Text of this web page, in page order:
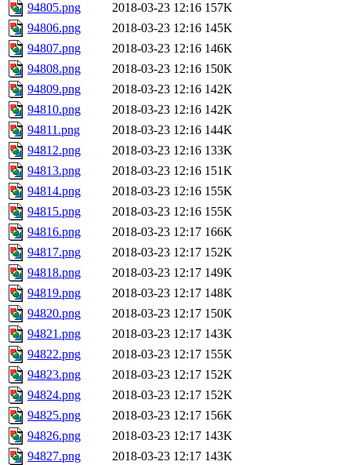
94805.png
2018-03-23 12:16 157K
94806.png
2018-03-23 12:16 145K
94807.png
2018-03-23 12:16 146K
94808.png
2018-03-23 12:16 150K
94809.png
2018-03-23 12:16 142K
94810.png
2018-03-23 12:16 142K
94811.png
2018-03-23 12:16 144K
94812.png
2018-03-23 12:16 133K
94813.png
2018-03-23 12:16 151K
94814.png
2018-03-23 12:16 155K
94815.png
2018-03-23 12:16 155K
94816.png
2018-03-23 12:17 166K
94817.png
2018-03-23 12:17 152K
94818.png
2018-03-23 12:17 149K
94819.png
2018-03-23 12:17 148K
94820.png
2018-03-23 12:17 150K
94821.png
2018-03-23 12:17 143K
94822.png
2018-03-23 12:17 155K
94823.png
2018-03-23 12:17 152K
94824.png
2018-03-23 12:17 152K
94825.png
2018-03-23 12:17 156K
94826.png
2018-03-23 12:17 143K
94827.png
2018-03-23 12:17 143K